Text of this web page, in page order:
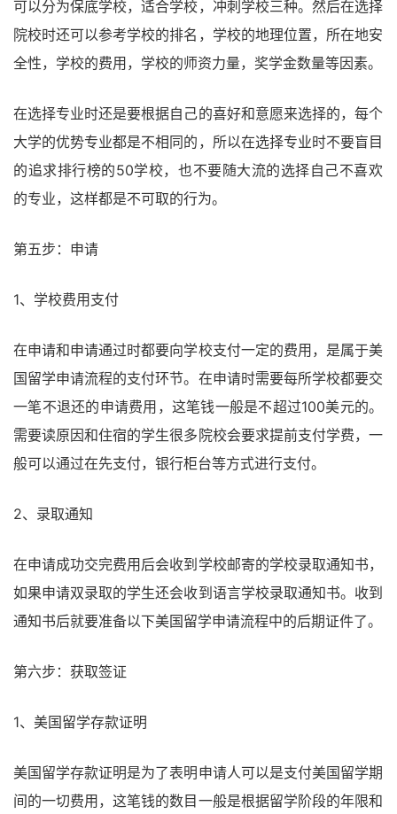
可以分为保底学校，适合学校，冲刺学校三种。然后在选择
院校时还可以参考学校的排名，学校的地理位置，所在地安
全性，学校的费用，学校的师资力量，奖学金数量等因素。
在选择专业时还是要根据自己的喜好和意愿来选择的，每个
大学的优势专业都是不相同的，所以在选择专业时不要盲目
的追求排行榜的50学校，也不要随大流的选择自己不喜欢
的专业，这样都是不可取的行为。
第五步：申请
1、学校费用支付
在申请和申请通过时都要向学校支付一定的费用，是属于美
国留学申请流程的支付环节。在申请时需要每所学校都要交
一笔不退还的申请费用，这笔钱一般是不超过100美元的。
需要读原因和住宿的学生很多院校会要求提前支付学费，一
般可以通过在先支付，银行柜台等方式进行支付。
2、录取通知
在申请成功交完费用后会收到学校邮寄的学校录取通知书，
如果申请双录取的学生还会收到语言学校录取通知书。收到
通知书后就要准备以下美国留学申请流程中的后期证件了。
第六步：获取签证
1、美国留学存款证明
美国留学存款证明是为了表明申请人可以是支付美国留学期
间的一切费用，这笔钱的数目一般是根据留学阶段的年限和